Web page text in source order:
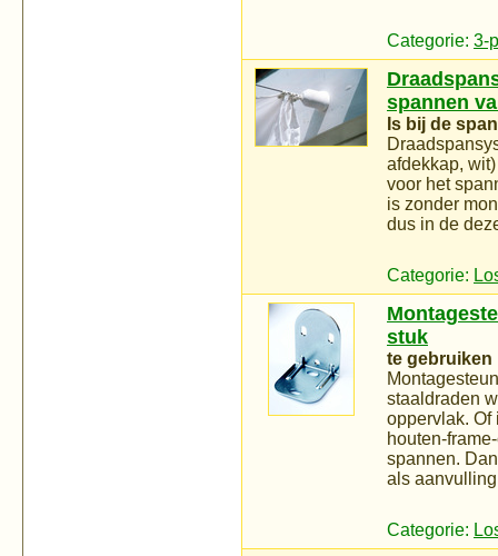
Categorie: 3-
spannen
Is bij de
afdekkap,
voor het
is zonder
dus in de
Categorie:
stuk
te gebruiken
staaldraden
oppervlak. Of
houten-
spannen.
als
Categorie: